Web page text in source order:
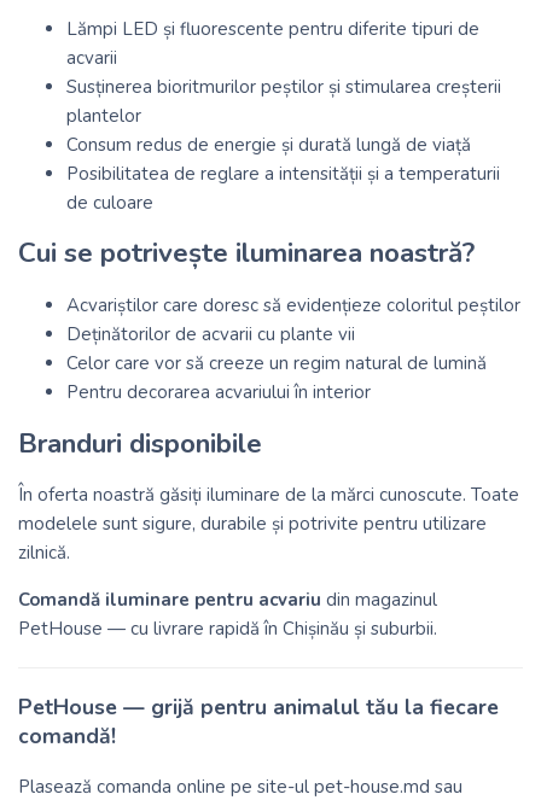
Lămpi LED și fluorescente pentru diferite tipuri de
acvarii
Susținerea bioritmurilor peștilor și stimularea creșterii
plantelor
Consum redus de energie și durată lungă de viață
Posibilitatea de reglare a intensității și a temperaturii
de culoare
Cui se potrivește iluminarea noastră?
Acvariștilor care doresc să evidențieze coloritul peștilor
Deținătorilor de acvarii cu plante vii
Celor care vor să creeze un regim natural de lumină
Pentru decorarea acvariului în interior
Branduri disponibile
În oferta noastră găsiți iluminare de la mărci cunoscute. Toate
modelele sunt sigure, durabile și potrivite pentru utilizare
zilnică.
Comandă iluminare pentru acvariu din magazinul
PetHouse — cu livrare rapidă în Chișinău și suburbii.
PetHouse — grijă pentru animalul tău la fiecare
comandă!
Plasează comanda online pe site-ul pet-house.md sau